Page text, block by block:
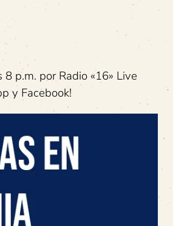
p.m. por Radio «16» Live
y Facebook!